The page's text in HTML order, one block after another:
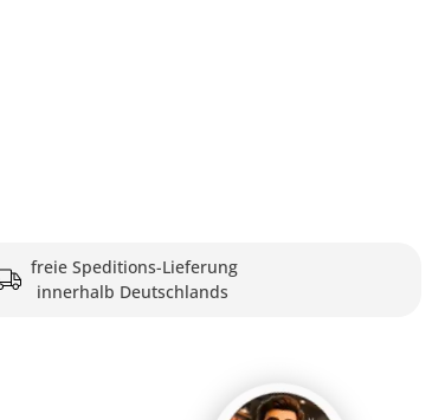
freie Speditions-Lieferung
innerhalb Deutschlands